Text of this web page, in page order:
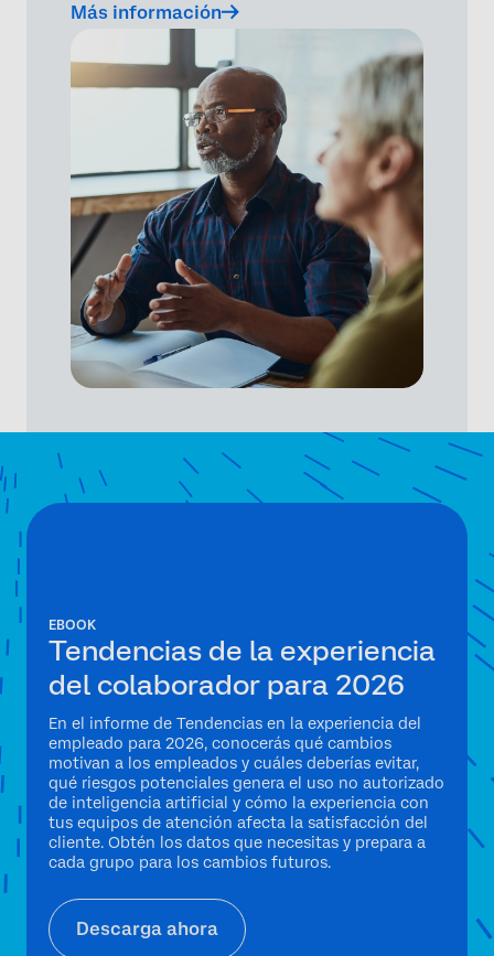
Más información
EBOOK
Tendencias de la experiencia
del colaborador para 2026
En el informe de Tendencias en la experiencia del
empleado para 2026, conocerás qué cambios
motivan a los empleados y cuáles deberías evitar,
qué riesgos potenciales genera el uso no autorizado
de inteligencia artificial y cómo la experiencia con
tus equipos de atención afecta la satisfacción del
cliente. Obtén los datos que necesitas y prepara a
cada grupo para los cambios futuros.
Descarga ahora